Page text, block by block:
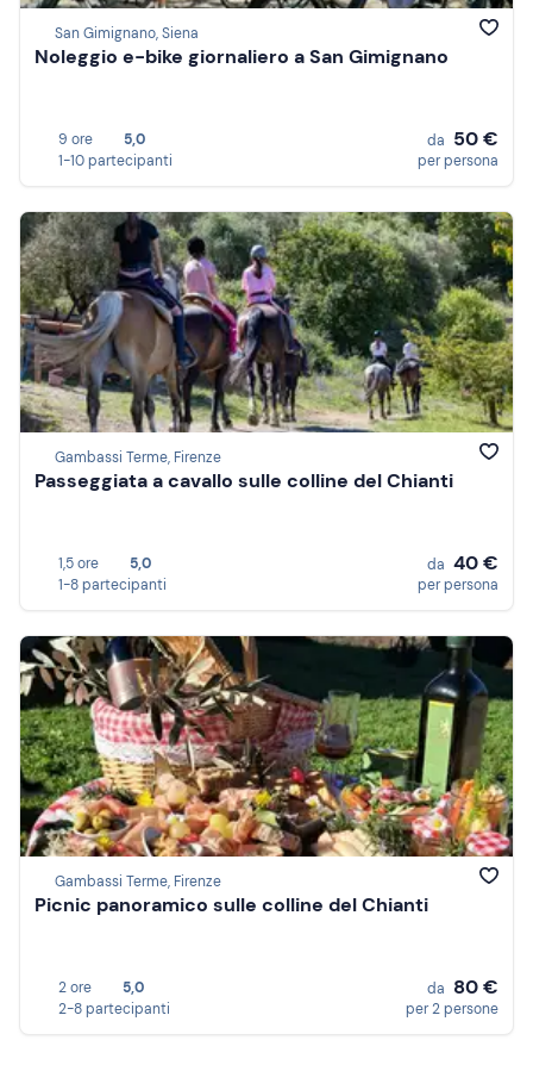
San Gimignano, Siena
Noleggio e-bike giornaliero a San Gimignano
9 ore
5,0
1-10 partecipanti
da 50 €
per persona
Gambassi Terme, Firenze
Passeggiata a cavallo sulle colline del Chianti
1,5 ore
5,0
1-8 partecipanti
da 40 €
per persona
Gambassi Terme, Firenze
Picnic panoramico sulle colline del Chianti
2 ore
5,0
2-8 partecipanti
da 80 €
per 2 persone